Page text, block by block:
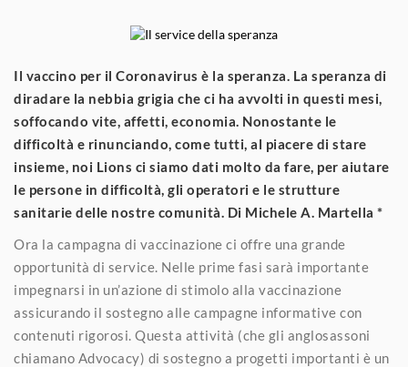
Il vaccino per il Coronavirus è la speranza. La speranza di
diradare la nebbia grigia che ci ha avvolti in questi mesi,
soffocando vite, affetti, economia. Nonostante le
difficoltà e rinunciando, come tutti, al piacere di stare
insieme, noi Lions ci siamo dati molto da fare, per aiutare
le persone in difficoltà, gli operatori e le strutture
sanitarie delle nostre comunità. Di Michele A. Martella *
Ora la campagna di vaccinazione ci offre una grande
opportunità di service. Nelle prime fasi sarà importante
impegnarsi in un’azione di stimolo alla vaccinazione
assicurando il sostegno alle campagne informative con
contenuti rigorosi. Questa attività (che gli anglosassoni
chiamano Advocacy) di sostegno a progetti importanti è un